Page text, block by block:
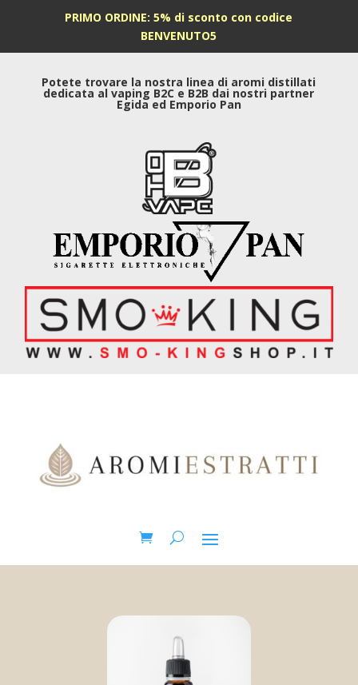
PRIMO ORDINE: 5% di sconto con codice
BENVENUTO5
Potete trovare la nostra linea di aromi distillati
dedicata al vaping B2C e B2B dai nostri partner
Egida ed Emporio Pan